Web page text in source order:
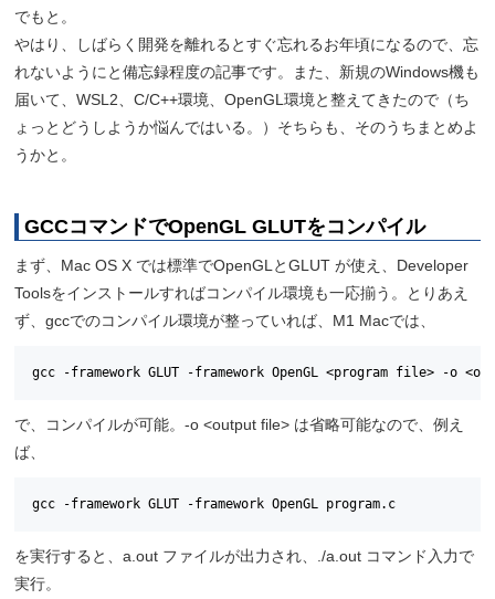
でもと。
やはり、しばらく開発を離れるとすぐ忘れるお年頃になるので、忘
れないようにと備忘録程度の記事です。また、新規のWindows機も
届いて、WSL2、C/C++環境、OpenGL環境と整えてきたので（ち
ょっとどうしようか悩んではいる。）そちらも、そのうちまとめよ
うかと。
GCCコマンドでOpenGL GLUTをコンパイル
まず、Mac OS X では標準でOpenGLとGLUT が使え、Developer
Toolsをインストールすればコンパイル環境も一応揃う。とりあえ
ず、gccでのコンパイル環境が整っていれば、M1 Macでは、
gcc -framework GLUT -framework OpenGL <program file> -o
で、コンパイルが可能。-o <output file> は省略可能なので、例え
ば、
gcc -framework GLUT -framework OpenGL program.c
を実行すると、a.out ファイルが出力され、./a.out コマンド入力で
実行。